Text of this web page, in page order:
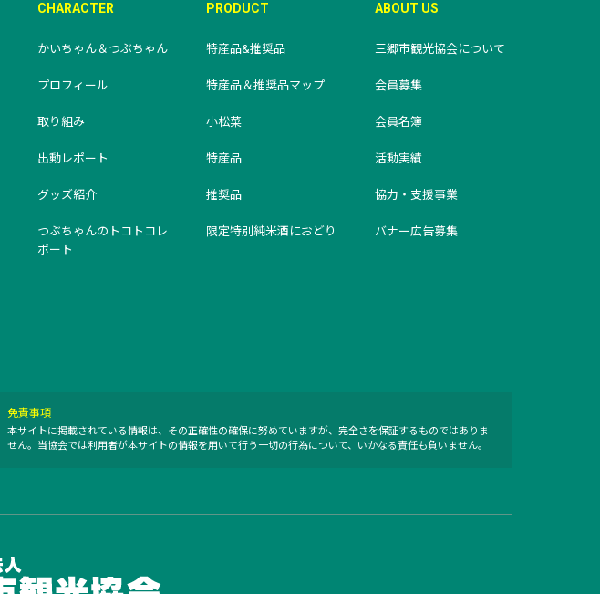
CHARACTER
かいちゃん＆つぶちゃん
プロフィール
取り組み
出動レポート
グッズ紹介
つぶちゃんのトコトコレ
ポート
PRODUCT
特産品&推奨品
特産品＆推奨品マップ
小松菜
特産品
推奨品
限定特別純米酒におどり
ABOUT US
三郷市観光協会について
会員募集
会員名簿
活動実績
協力・支援事業
バナー広告募集
免責事項
本サイトに掲載されている情報は、その正確性の確保に努めていますが、完全さを保証するものではありま
せん。当協会では利用者が本サイトの情報を用いて行う一切の行為について、いかなる責任も負いません。